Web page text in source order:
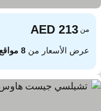
من
عرض الأسعار من8 مواقع